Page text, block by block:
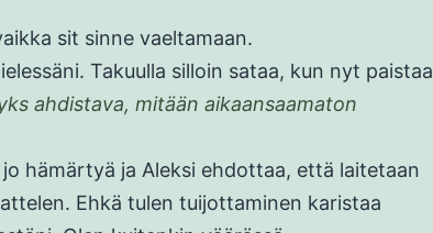
sit sinne vaeltamaan.
Takuulla silloin sataa, kun nyt paistaa
ahdistava, mitään aikaansaamaton
hämärtyä ja Aleksi ehdottaa, että laitetaan
Ehkä tulen tuijottaminen karistaa